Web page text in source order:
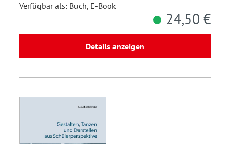
Verfügbar als: Buch, E-Book
24,50 €
Details anzeigen